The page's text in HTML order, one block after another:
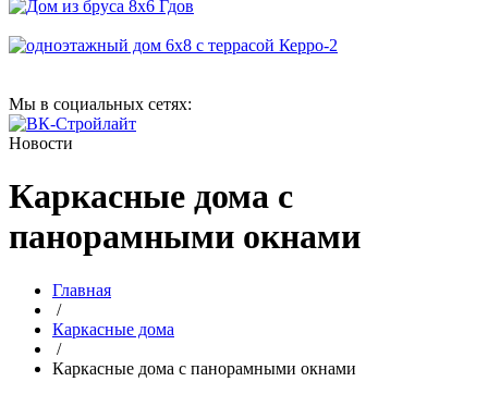
Мы в социальных сетях:
Новости
Каркасные дома с
панорамными окнами
Главная
/
Каркасные дома
/
Каркасные дома с панорамными окнами